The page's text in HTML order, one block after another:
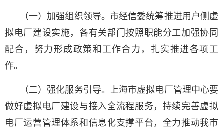
（一）加强组织领导。市经信委统筹推进用户侧虚
拟电厂建设实施，各有关部门按照职能分工加强协同
配合，努力形成政策和工作合力，扎实推进各项工
作。
（二）强化服务引导。上海市虚拟电厂管理中心要
做好虚拟电厂建设与接入全流程服务，持续完善虚拟
电厂运营管理体系和信息化支撑平台，全力推动我市